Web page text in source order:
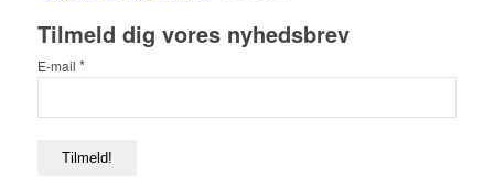
Tilmeld dig vores nyhedsbrev
E-mail *